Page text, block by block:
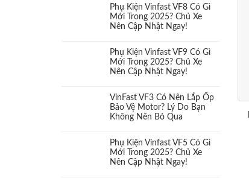
Cụm đèn hậu (0)
Dụng cụ bảo vệ
(9)
Đèn tăng sáng
Phụ Kiện Vinfast VF8 Có Gì
Mới Trong 2025? Chủ Xe
Nên Cập Nhật Ngay!
Phụ Kiện Vinfast VF9 Có Gì
Mới Trong 2025? Chủ Xe
Nên Cập Nhật Ngay!
VinFast VF3 Có Nên Lắp Ốp
Bảo Vệ Motor? Lý Do Bạn
Không Nên Bỏ Qua
Phụ Kiện Vinfast VF5 Có Gì
Mới Trong 2025? Chủ Xe
Nên Cập Nhật Ngay!